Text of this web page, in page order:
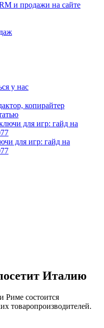
и продажи на сайте
у нас
копирайтер
для игр: гайд на
Италию
Риме состоится
товаропроизводителей.